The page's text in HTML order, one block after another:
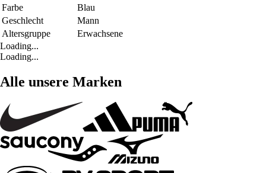
Farbe
Blau
Geschlecht
Mann
Altersgruppe
Erwachsene
Loading...
Loading...
Alle unsere Marken